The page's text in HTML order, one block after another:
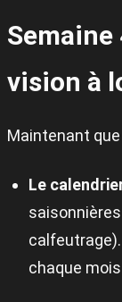
Semaine
vision à
Maintenant
Le
chaque